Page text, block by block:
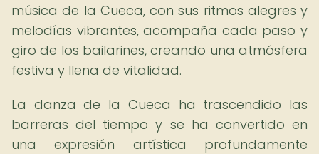
música de la Cueca, con sus ritmos alegres y
melodías vibrantes, acompaña cada paso y
giro de los bailarines, creando una atmósfera
festiva y llena de vitalidad.
La danza de la Cueca ha trascendido las
barreras del tiempo y se ha convertido en
una expresión artística profundamente